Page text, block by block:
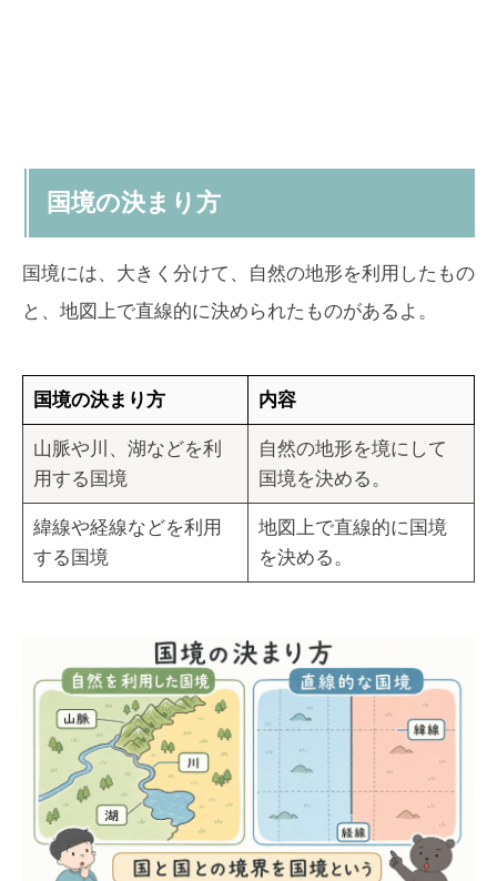
国境の決まり方
国境には、大きく分けて、自然の地形を利用したもの
と、地図上で直線的に決められたものがあるよ。
国境の決まり方 内容
山脈や川、湖などを利
用する国境
自然の地形を境にして
国境を決める。
緯線や経線などを利用
する国境
地図上で直線的に国境
を決める。